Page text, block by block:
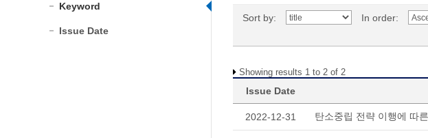
Keyword
Issue Date
Sort by: In order:
Showing results 1 to 2 of 2
Issue Date
2022-12-31 탄소중립 전략 이행에 따